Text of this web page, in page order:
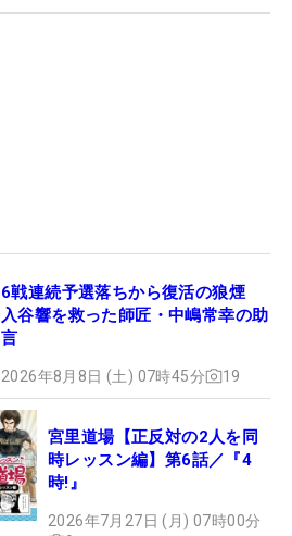
6戦連続予選落ちから復活の狼煙
入谷響を救った師匠・中嶋常幸の助
言
2026年8月8日 (土) 07時45分 19
宮里道場【正反対の2人を同
時レッスン編】第6話／『4
時!』
2026年7月27日 (月) 07時00分